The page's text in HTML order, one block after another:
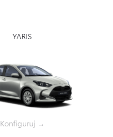
YARIS
Konfiguruj →